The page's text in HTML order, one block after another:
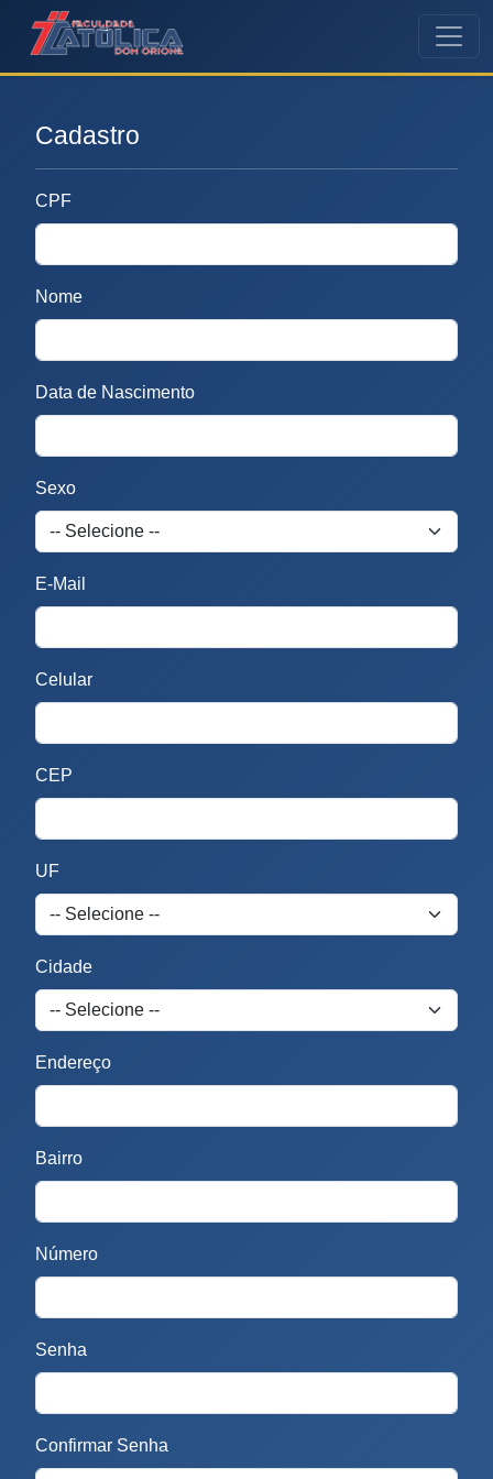
Cadastro
CPF
Nome
Data de Nascimento
Sexo
E-Mail
Celular
CEP
UF
Cidade
Endereço
Bairro
Número
Senha
Confirmar Senha